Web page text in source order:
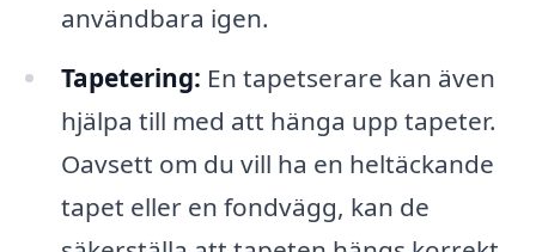
användbara igen.
Tapetering: En tapetserare kan även
hjälpa till med att hänga upp tapeter.
Oavsett om du vill ha en heltäckande
tapet eller en fondvägg, kan de